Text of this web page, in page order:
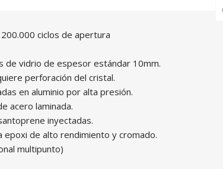
ciclos de apertura
de vidrio de espesor estándar 10mm.
perforación del cristal.
en aluminio por alta presión.
acero laminada.
inyectadas.
epoxi de alto rendimiento y cromado.
multipunto)